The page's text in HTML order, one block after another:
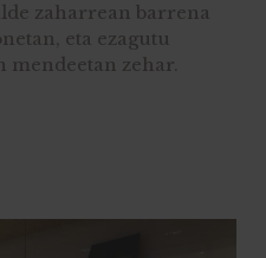
zaharrean barrena
eta ezagutu
mendeetan zehar.